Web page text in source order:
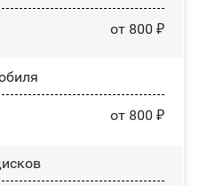
от 800 ₽
от 800 ₽